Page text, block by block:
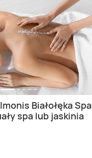
Białołęka Spa
spa lub jaskinia